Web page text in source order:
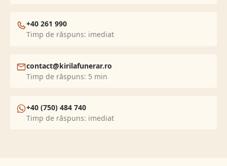
+40 261 990
Timp de răspuns: imediat
contact@kirilafunerar.ro
Timp de răspuns: 5 min
+40 (750) 484 740
Timp de răspuns: imediat